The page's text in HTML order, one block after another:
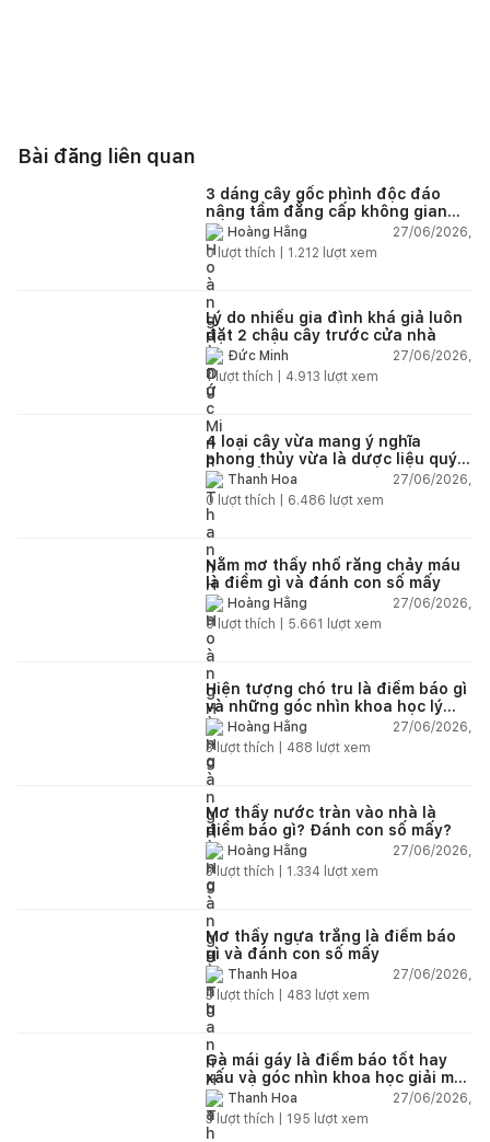
Bài đăng liên quan
3 dáng cây gốc phình độc đáo
nâng tầm đẳng cấp không gian
sốngHoàng Hằng
27/06/2026,
0lượt thích | 1.212 lượt xem
Lý do nhiều gia đình khá giả luôn
đặt 2 chậu cây trước cửa nhà
Đức Minh
27/06/2026,
1lượt thích | 4.913 lượt xem
4 loại cây vừa mang ý nghĩa
phong thủy vừa là dược liệu quý
nên trồng trong nhà
Thanh Hoa
27/06/2026,
0 lượt thích | 6.486 lượt xem
Nằm mơ thấy nhổ răng chảy máu
là điềm gì và đánh con số mấy
Hoàng Hằng
27/06/2026,
0lượt thích | 5.661 lượt xem
Hiện tượng chó tru là điềm báo gì
và những góc nhìn khoa học lý
giảiHoàng Hằng
27/06/2026,
3lượt thích | 488 lượt xem
Mơ thấy nước tràn vào nhà là
điềm báo gì? Đánh con số mấy?
Hoàng Hằng
27/06/2026,
3lượt thích | 1.334 lượt xem
Mơ thấy ngựa trắng là điềm báo
gì và đánh con số mấy
Thanh Hoa
27/06/2026,
3lượt thích | 483 lượt xem
Gà mái gáy là điềm báo tốt hay
xấu và góc nhìn khoa học giải mã
chi tiết
Thanh Hoa
27/06/2026,
3lượt thích | 195 lượt xem